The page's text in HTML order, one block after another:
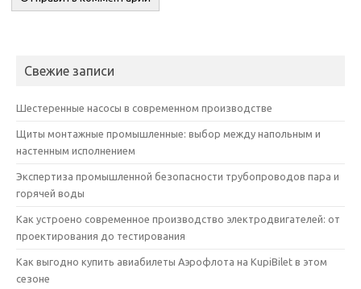
Свежие записи
Шестеренные насосы в современном производстве
Щиты монтажные промышленные: выбор между напольным и
настенным исполнением
Экспертиза промышленной безопасности трубопроводов пара и
горячей воды
Как устроено современное производство электродвигателей: от
проектирования до тестирования
Как выгодно купить авиабилеты Аэрофлота на KupiBilet в этом
сезоне